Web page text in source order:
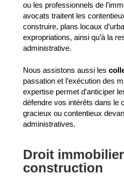
ou les professionnels de
avocats traitent les
construire, plans locaux
expropriations, ainsi qu’à la
administrative.
Nous assistons aussi les
passation et l’exécution des
expertise permet d’anticiper
défendre vos intérêts dans le
gracieux ou contentieux
administratives.
Droit
construction